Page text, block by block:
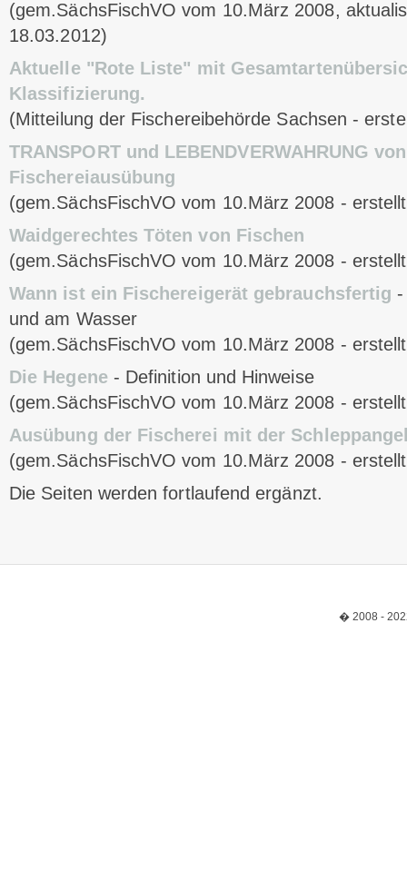
(gem.SächsFischVO vom 10.März 2008,
18.03.2012)
Aktuelle "Rote Liste" mit
Klassifizierung.
(Mitteilung der Fischereibehörde Sachsen -
TRANSPORT und LEBENDVERWAHRUNG
Fischereiausübung
(gem.SächsFischVO vom 10.März 2008 -
Waidgerechtes Töten von Fischen
(gem.SächsFischVO vom 10.März 2008 -
Wann ist ein Fischereigerät gebrauchsfertig
und am Wasser
(gem.SächsFischVO vom 10.März 2008 -
Die Hegene- Definition und Hinweise
(gem.SächsFischVO vom 10.März 2008 -
Ausübung der Fischerei mit der
(gem.SächsFischVO vom 10.März 2008 -
Die Seiten werden fortlaufend ergänzt.
� 2008 -